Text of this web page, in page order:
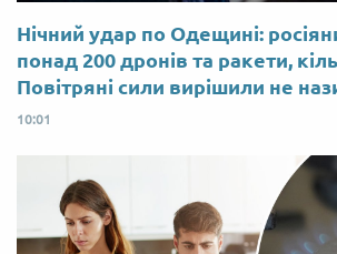
Нічний удар по Одещині:
понад 200 дронів та ракети,
Повітряні сили вирішили не
10:01